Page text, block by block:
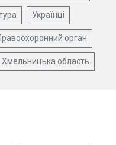
Українці
орган
Хмельницька область